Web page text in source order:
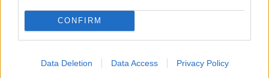
CONFIRM
Data Deletion Data Access Privacy Policy
βρίσκονται σε πιο ασφαλείς και
λειτουργικούς χώρους. Ήδη, μέσα από την
πρώτη φάση του προγράμματος,
πραγματοποιήθηκαν παρεμβάσεις σε 431
σχολικές μονάδες, σε 245 Δήμους και στις